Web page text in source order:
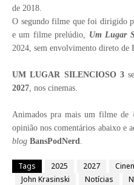
de 2018.
O segundo filme que foi dirigido
e um filme prelúdio, Um Lugar
2024, sem envolvimento direto de
UM LUGAR SILENCIOSO 3
2027, nos cinemas.
Animados pra mais um filme de
opinião nos comentários abaixo e
blog BansPodNerd.
Tags 2025 2027
John Krasinski
Notícias